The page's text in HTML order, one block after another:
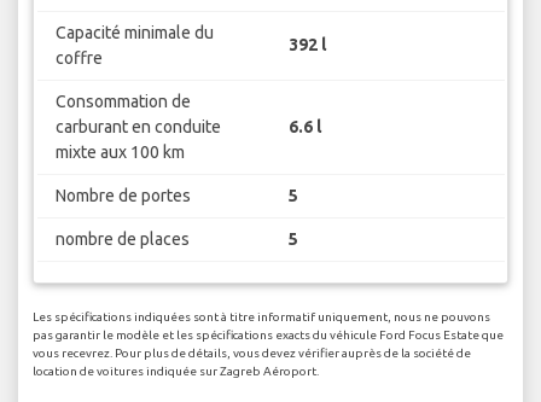
Capacité minimale du
coffre
392 l
Consommation de
carburant en conduite
mixte aux 100 km
6.6 l
Nombre de portes 5
nombre de places 5
Les spécifications indiquées sont à titre informatif uniquement, nous ne pouvons
pas garantir le modèle et les spécifications exacts du véhicule Ford Focus Estate que
vous recevrez. Pour plus de détails, vous devez vérifier auprès de la société de
location de voitures indiquée sur Zagreb Aéroport.